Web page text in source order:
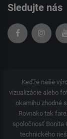
Sledujte nás
Keďže naše
vizualizácie alebo
okamihu zhodné
Rovnako tak
spoločnosť Bonita
technického